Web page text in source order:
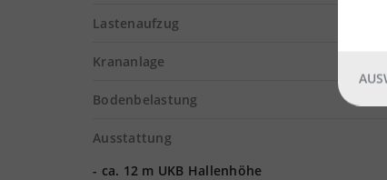
Lastenaufzug
Krananlage
Bodenbelastung
Ausstattung
- ca. 12 m UKB Hallenhöhe